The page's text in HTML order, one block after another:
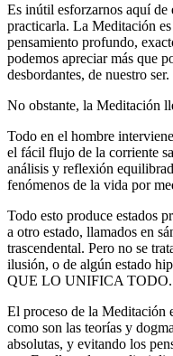
Es inútil esforzarnos aquí
practicarla. La Meditación
pensamiento profundo,
podemos apreciar más que
desbordantes, de nuestro ser.
No obstante, la Meditación
Todo en el hombre
el fácil flujo de la corriente
análisis y reflexión
fenómenos de la vida por
Todo esto produce estados
a otro estado, llamados en
trascendental. Pero no se
ilusión, o de algún estado
QUE LO UNIFICA TODO.
El proceso de la Meditación
como son las teorías y
absolutas, y evitando los